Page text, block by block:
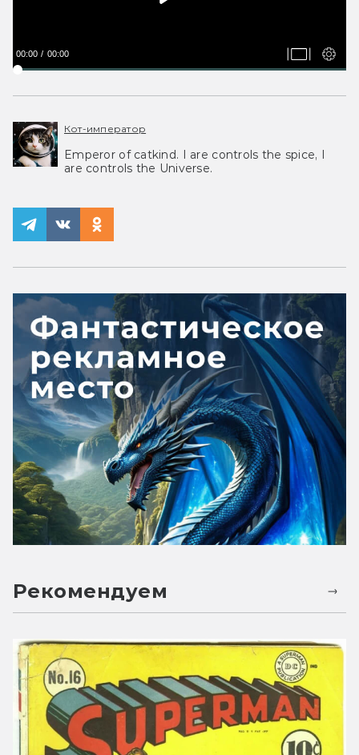
00:00 00:00
Кот-император
Emperor of catkind. I are controls the spice, I
are controls the Universe.
Рекомендуем